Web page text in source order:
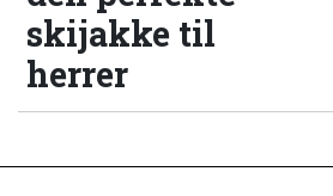
skijakke til
herrer